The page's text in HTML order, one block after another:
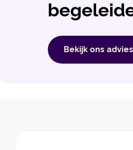
Bekijk ons ​​advies